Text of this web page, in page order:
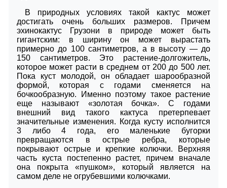
В природных условиях такой кактус может
достигать очень больших размеров. Причем
эхинокактус Грузони в природе может быть
гигантским: в ширину он может вырастать
примерно до 100 сантиметров, а в высоту ― до
150 сантиметров. Это растение-долгожитель,
которое может расти в среднем от 200 до 500 лет.
Пока куст молодой, он обладает шарообразной
формой, которая с годами сменяется на
бочкообразную. Именно поэтому такое растение
еще называют «золотая бочка». С годами
внешний вид такого кактуса претерпевает
значительные изменения. Когда кусту исполнится
3 либо 4 года, его маленькие бугорки
превращаются в острые ребра, которые
покрывают острые и крепкие колючки. Верхняя
часть куста постепенно растет, причем вначале
она покрыта «пушком», который является на
самом деле не огрубевшими колючками.